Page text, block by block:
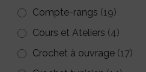
Compte-rangs (19)
Cours et Ateliers (4)
Crochet à ouvrage (17)